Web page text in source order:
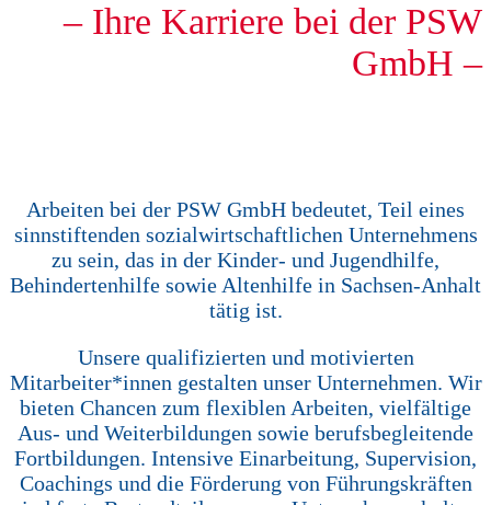
– Ihre Karriere bei der PSW
GmbH –
Arbeiten bei der PSW GmbH bedeutet, Teil eines
sinnstiftenden sozialwirtschaftlichen Unternehmens
zu sein, das in der Kinder- und Jugendhilfe,
Behindertenhilfe sowie Altenhilfe in Sachsen-Anhalt
tätig ist.
Unsere qualifizierten und motivierten
Mitarbeiter*innen gestalten unser Unternehmen. Wir
bieten Chancen zum flexiblen Arbeiten, vielfältige
Aus- und Weiterbildungen sowie berufsbegleitende
Fortbildungen. Intensive Einarbeitung, Supervision,
Coachings und die Förderung von Führungskräften